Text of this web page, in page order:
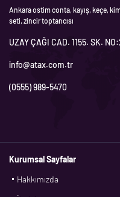
Ankara ostim conta, kayış, keçe,
seti, zincir toptancısı
UZAY ÇAĞI CAD. 1155. SK.
info@atax.com.tr
(0555) 989-5470
Kurumsal Sayfalar
Hakkımızda